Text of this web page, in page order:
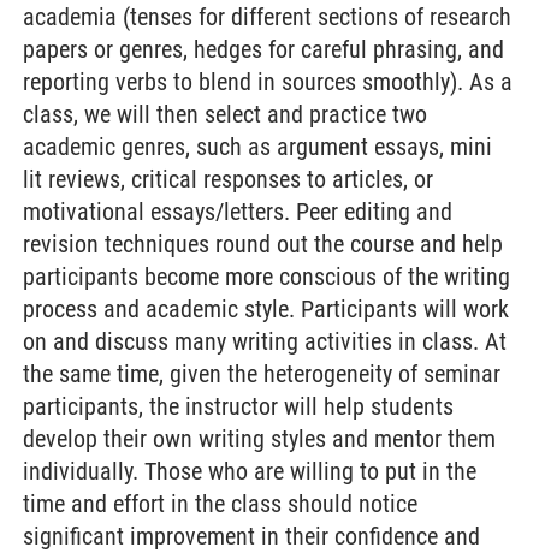
academia (tenses for different sections of research
papers or genres, hedges for careful phrasing, and
reporting verbs to blend in sources smoothly). As a
class, we will then select and practice two
academic genres, such as argument essays, mini
lit reviews, critical responses to articles, or
motivational essays/letters. Peer editing and
revision techniques round out the course and help
participants become more conscious of the writing
process and academic style. Participants will work
on and discuss many writing activities in class. At
the same time, given the heterogeneity of seminar
participants, the instructor will help students
develop their own writing styles and mentor them
individually. Those who are willing to put in the
time and effort in the class should notice
significant improvement in their confidence and